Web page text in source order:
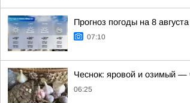
Прогноз погоды на 8
07:10
Чеснок: яровой и озимый —
06:25